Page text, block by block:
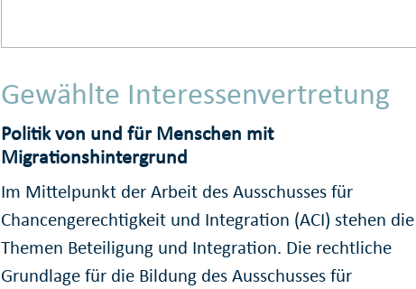
Gewählte Interessenvertretung
Politik von und für Menschen mit
Migrationshintergrund
Im Mittelpunkt der Arbeit des Ausschusses für
Chancengerechtigkeit und Integration (ACI) stehen die
Themen Beteiligung und Integration. Die rechtliche
Grundlage für die Bildung des Ausschusses für